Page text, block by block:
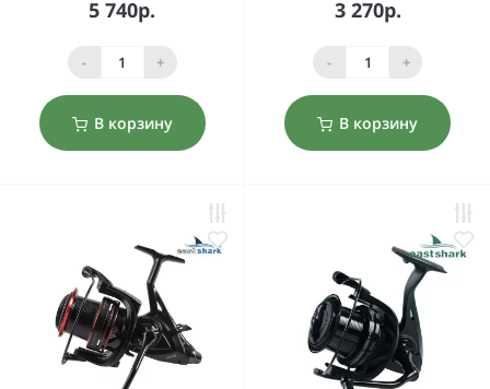
5 740р.
- +
В корзину
3 270р.
- +
В корзину